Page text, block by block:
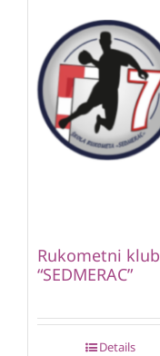
Rukometni klub
“SEDMERAC”
Details